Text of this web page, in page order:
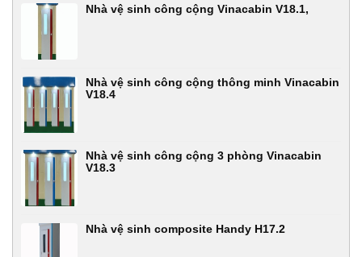
Nhà vệ sinh công cộng Vinacabin V18.1,
Nhà vệ sinh công cộng thông minh Vinacabin
V18.4
Nhà vệ sinh công cộng 3 phòng Vinacabin
V18.3
Nhà vệ sinh composite Handy H17.2